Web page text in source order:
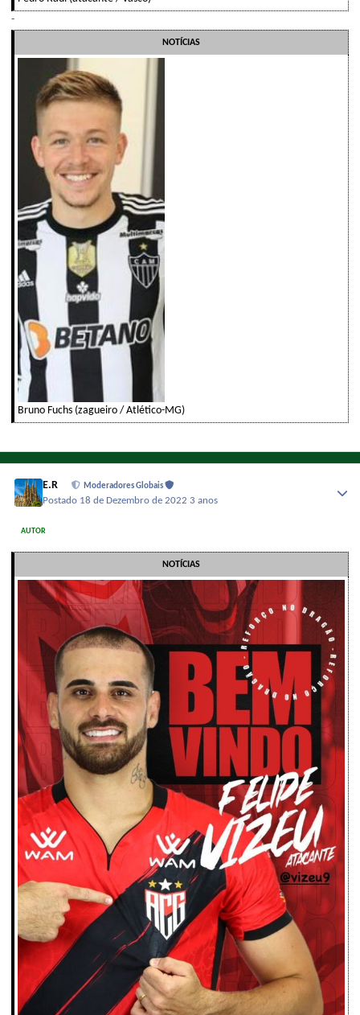
-
NOTÍCIAS
Bruno Fuchs (zagueiro / Atlético-MG)
E.R Moderadores Globais
Postado 18 de Dezembro de 2022 3 anos
AUTOR
NOTÍCIAS